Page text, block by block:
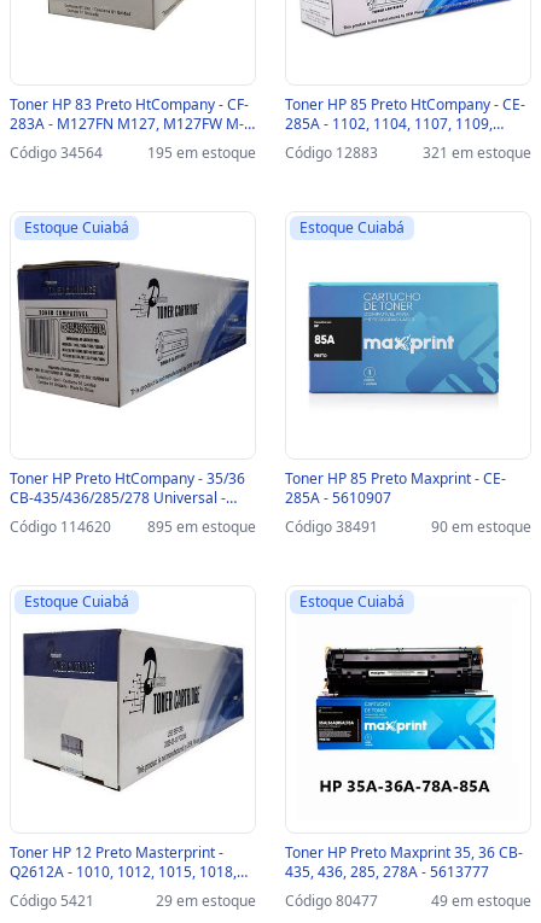
Toner HP 83 Preto HtCompany - CF-
283A - M127FN M127, M127FW M-
127, M125 M125A M125A, M201,
M225, M226, M202 - 204010153
Código 34564 195 em estoque
Toner HP 85 Preto HtCompany - CE-
285A - 1102, 1104, 1107, 1109,
1102W, 1104W, 1107W, 1109W,
M1130, M1132, M1212NFMFP,
Código 12883 321 em estoque
Estoque Cuiabá
Toner HP Preto HtCompany - 35/36
CB-435/436/285/278 Universal -
P1005, 1505N, M1552N, M1552NF,
M1120, M1120N, P1102W, M1130,
Código 114620 895 em estoque
Estoque Cuiabá
Toner HP 85 Preto Maxprint - CE-
285A - 5610907
Código 38491
90 em estoque
Estoque Cuiabá
Toner HP 12 Preto Masterprint -
Q2612A - 1010, 1012, 1015, 1018,
1020, 1022, 3015, 3020, 3030, 3052,
3050, 3055, M1319, M1005, CANON
Código 5421 29 em estoque
Estoque Cuiabá
Toner HP Preto Maxprint 35, 36 CB-
435, 436, 285, 278A - 5613777
Código 80477
49 em estoque